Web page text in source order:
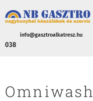
info@gasztroalkatresz.hu
038
Omniwash